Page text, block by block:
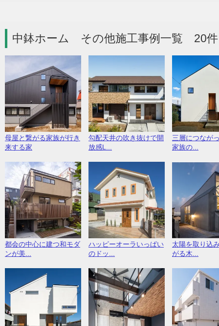
中鉢ホーム その他施工事例一覧 20件
母屋と繋がる家族が行き
来する家
勾配天井の吹き抜けで開
放感L...
三層につなが
家族の...
都会の中心に建つ和モダ
ンが美...
ハッピーオーラいっぱい
のドッ...
太陽を取り込
がる木...